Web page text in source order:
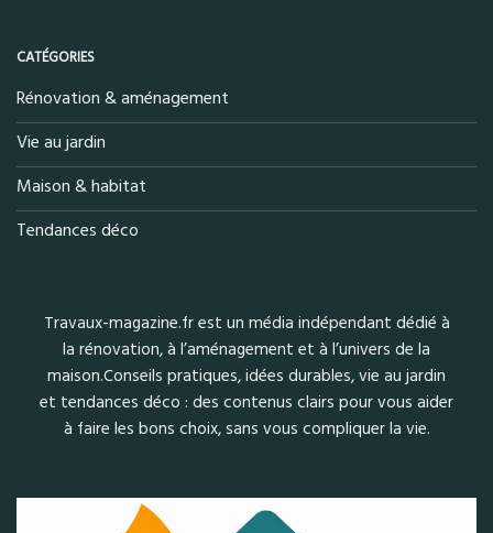
CATÉGORIES
Rénovation & aménagement
Vie au jardin
Maison & habitat
Tendances déco
Travaux-magazine.fr est un média indépendant dédié à
la rénovation, à l’aménagement et à l’univers de la
maison.Conseils pratiques, idées durables, vie au jardin
et tendances déco : des contenus clairs pour vous aider
à faire les bons choix, sans vous compliquer la vie.